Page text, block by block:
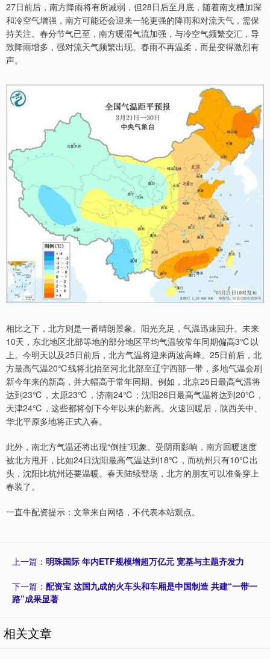
27日前后，南方降雨将有所减弱，但28日后至月底，随着南支槽加深
和冷空气增强，南方可能还会迎来一轮更强的降雨和对流天气，需保
持关注。春分节气已至，南方暖湿气流加强，与冷空气频繁交汇，导
致降雨增多，强对流天气频繁出现。春雨不再温柔，而是变得激烈有
声。
相比之下，北方则是一番晴朗景象。阳光充足，气温迅速回升。未来
10天，东北地区北部等地的部分地区平均气温较常年同期偏高3℃以
上。今明天以及25日前后，北方气温将迎来两波高峰。25日前后，北
方最高气温20℃线将北抬至河北北部至辽宁西部一带，多地气温会刷
新今年来的新高，并大幅高于常年同期。例如，北京25日最高气温将
达到23℃，太原23℃，济南24℃；沈阳26日最高气温将达到20℃，
天津24℃，这些都将创下今年以来的新高。火速回暖后，陕西关中、
华北平原多地将正式入春。
此外，南北方气温还将出现“倒挂”现象。受阴雨影响，南方回暖速度
被北方甩开，比如24日沈阳最高气温达到18℃，而杭州只有10℃出
头，沈阳比杭州还要温暖。春天陆续登场，北方的朋友可以准备穿上
春装了。
一直牛配资提示：文章来自网络，不代表本站观点。
上一篇： 明珠国际 年内ETF规模增超万亿元 宽基与主题齐发力
下一篇： 配资宝 这国九成的火车头和车厢是中国制造 共建“一带一
路”成果显著
相关文章